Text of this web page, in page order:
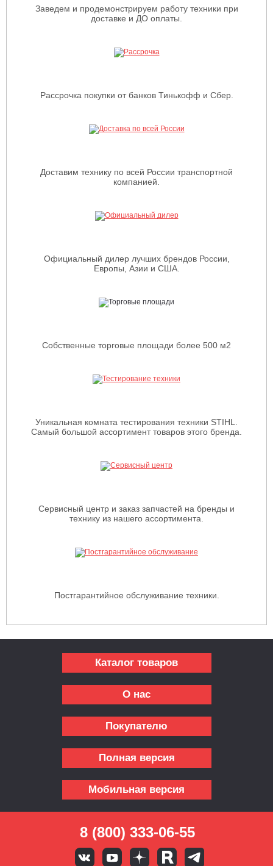
Заведем и продемонстрируем работу техники при
доставке и ДО оплаты.
Рассрочка покупки от банков Тинькофф и Сбер.
Доставим технику по всей России транспортной
компанией.
Официальный дилер лучших брендов России,
Европы, Азии и США.
Собственные торговые площади более 500 м2
Уникальная комната тестирования техники STIHL.
Самый большой ассортимент товаров этого бренда.
Сервисный центр и заказ запчастей на бренды и
технику из нашего ассортимента.
Постгарантийное обслуживание техники.
Каталог товаров
О нас
Покупателю
Полная версия
Мобильная версия
8 (800) 333-06-55